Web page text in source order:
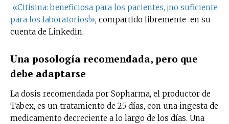
«Citisina: beneficiosa para los pacientes, ¡no suficiente
para los laboratorios!», compartido libremente en su
cuenta de Linkedin.
Una posología recomendada, pero que
debe adaptarse
La dosis recomendada por Sopharma, el productor de
Tabex, es un tratamiento de 25 días, con una ingesta de
medicamento decreciente a lo largo de los días. Una